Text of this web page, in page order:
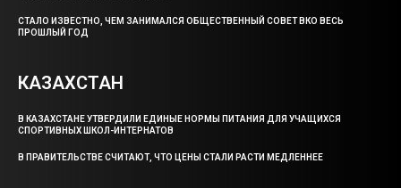
СТАЛО ИЗВЕСТНО, ЧЕМ ЗАНИМАЛСЯ ОБЩЕСТВЕННЫЙ СОВЕТ ВКО ВЕСЬ
ПРОШЛЫЙ ГОД
КАЗАХСТАН
В КАЗАХСТАНЕ УТВЕРДИЛИ ЕДИНЫЕ НОРМЫ ПИТАНИЯ ДЛЯ УЧАЩИХСЯ
СПОРТИВНЫХ ШКОЛ-ИНТЕРНАТОВ
В ПРАВИТЕЛЬСТВЕ СЧИТАЮТ, ЧТО ЦЕНЫ СТАЛИ РАСТИ МЕДЛЕННЕЕ